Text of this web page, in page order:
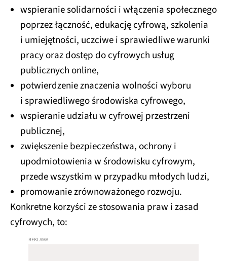
wspieranie solidarności i włączenia społecznego
poprzez łączność, edukację cyfrową, szkolenia
i umiejętności, uczciwe i sprawiedliwe warunki
pracy oraz dostęp do cyfrowych usług
publicznych online,
potwierdzenie znaczenia wolności wyboru
i sprawiedliwego środowiska cyfrowego,
wspieranie udziału w cyfrowej przestrzeni
publicznej,
zwiększenie bezpieczeństwa, ochrony i
upodmiotowienia w środowisku cyfrowym,
przede wszystkim w przypadku młodych ludzi,
promowanie zrównoważonego rozwoju.
Konkretne korzyści ze stosowania praw i zasad
cyfrowych, to: